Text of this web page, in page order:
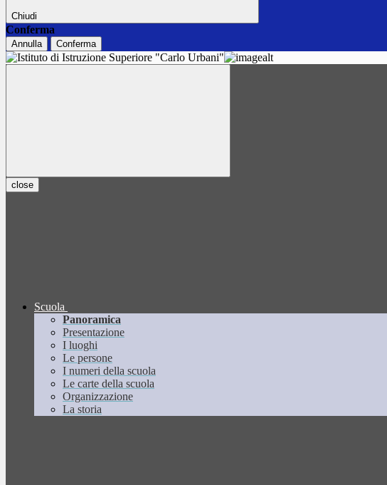
Chiudi
Conferma
Annulla Conferma
close
Scuola
Panoramica
Presentazione
I luoghi
Le persone
I numeri della scuola
Le carte della scuola
Organizzazione
La storia